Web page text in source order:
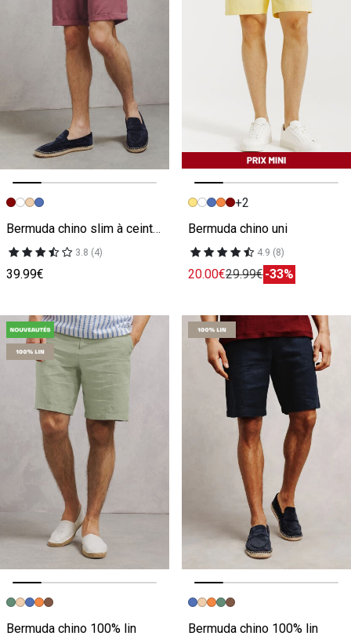
Image précédente
Image suivante
Bermuda chino slim à ceinture uni
3.8 (4)
39.99€
Image précédente
Image suivante
+2
Bermuda chino uni
4.9 (8)
20.00€29.99€-33%
Image précédente
Image suivante
Bermuda chino 100% lin
Image précédente
Image suivante
Bermuda chino 100% lin